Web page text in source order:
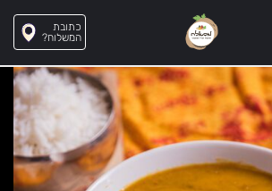
כתובת
?המשלוח